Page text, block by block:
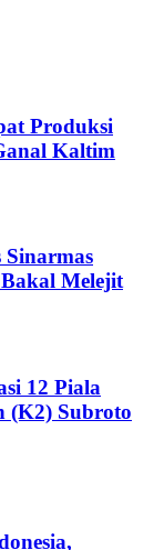
Produksi
Kaltim
Sinarmas
Melejit
12 Piala
(K2) Subroto